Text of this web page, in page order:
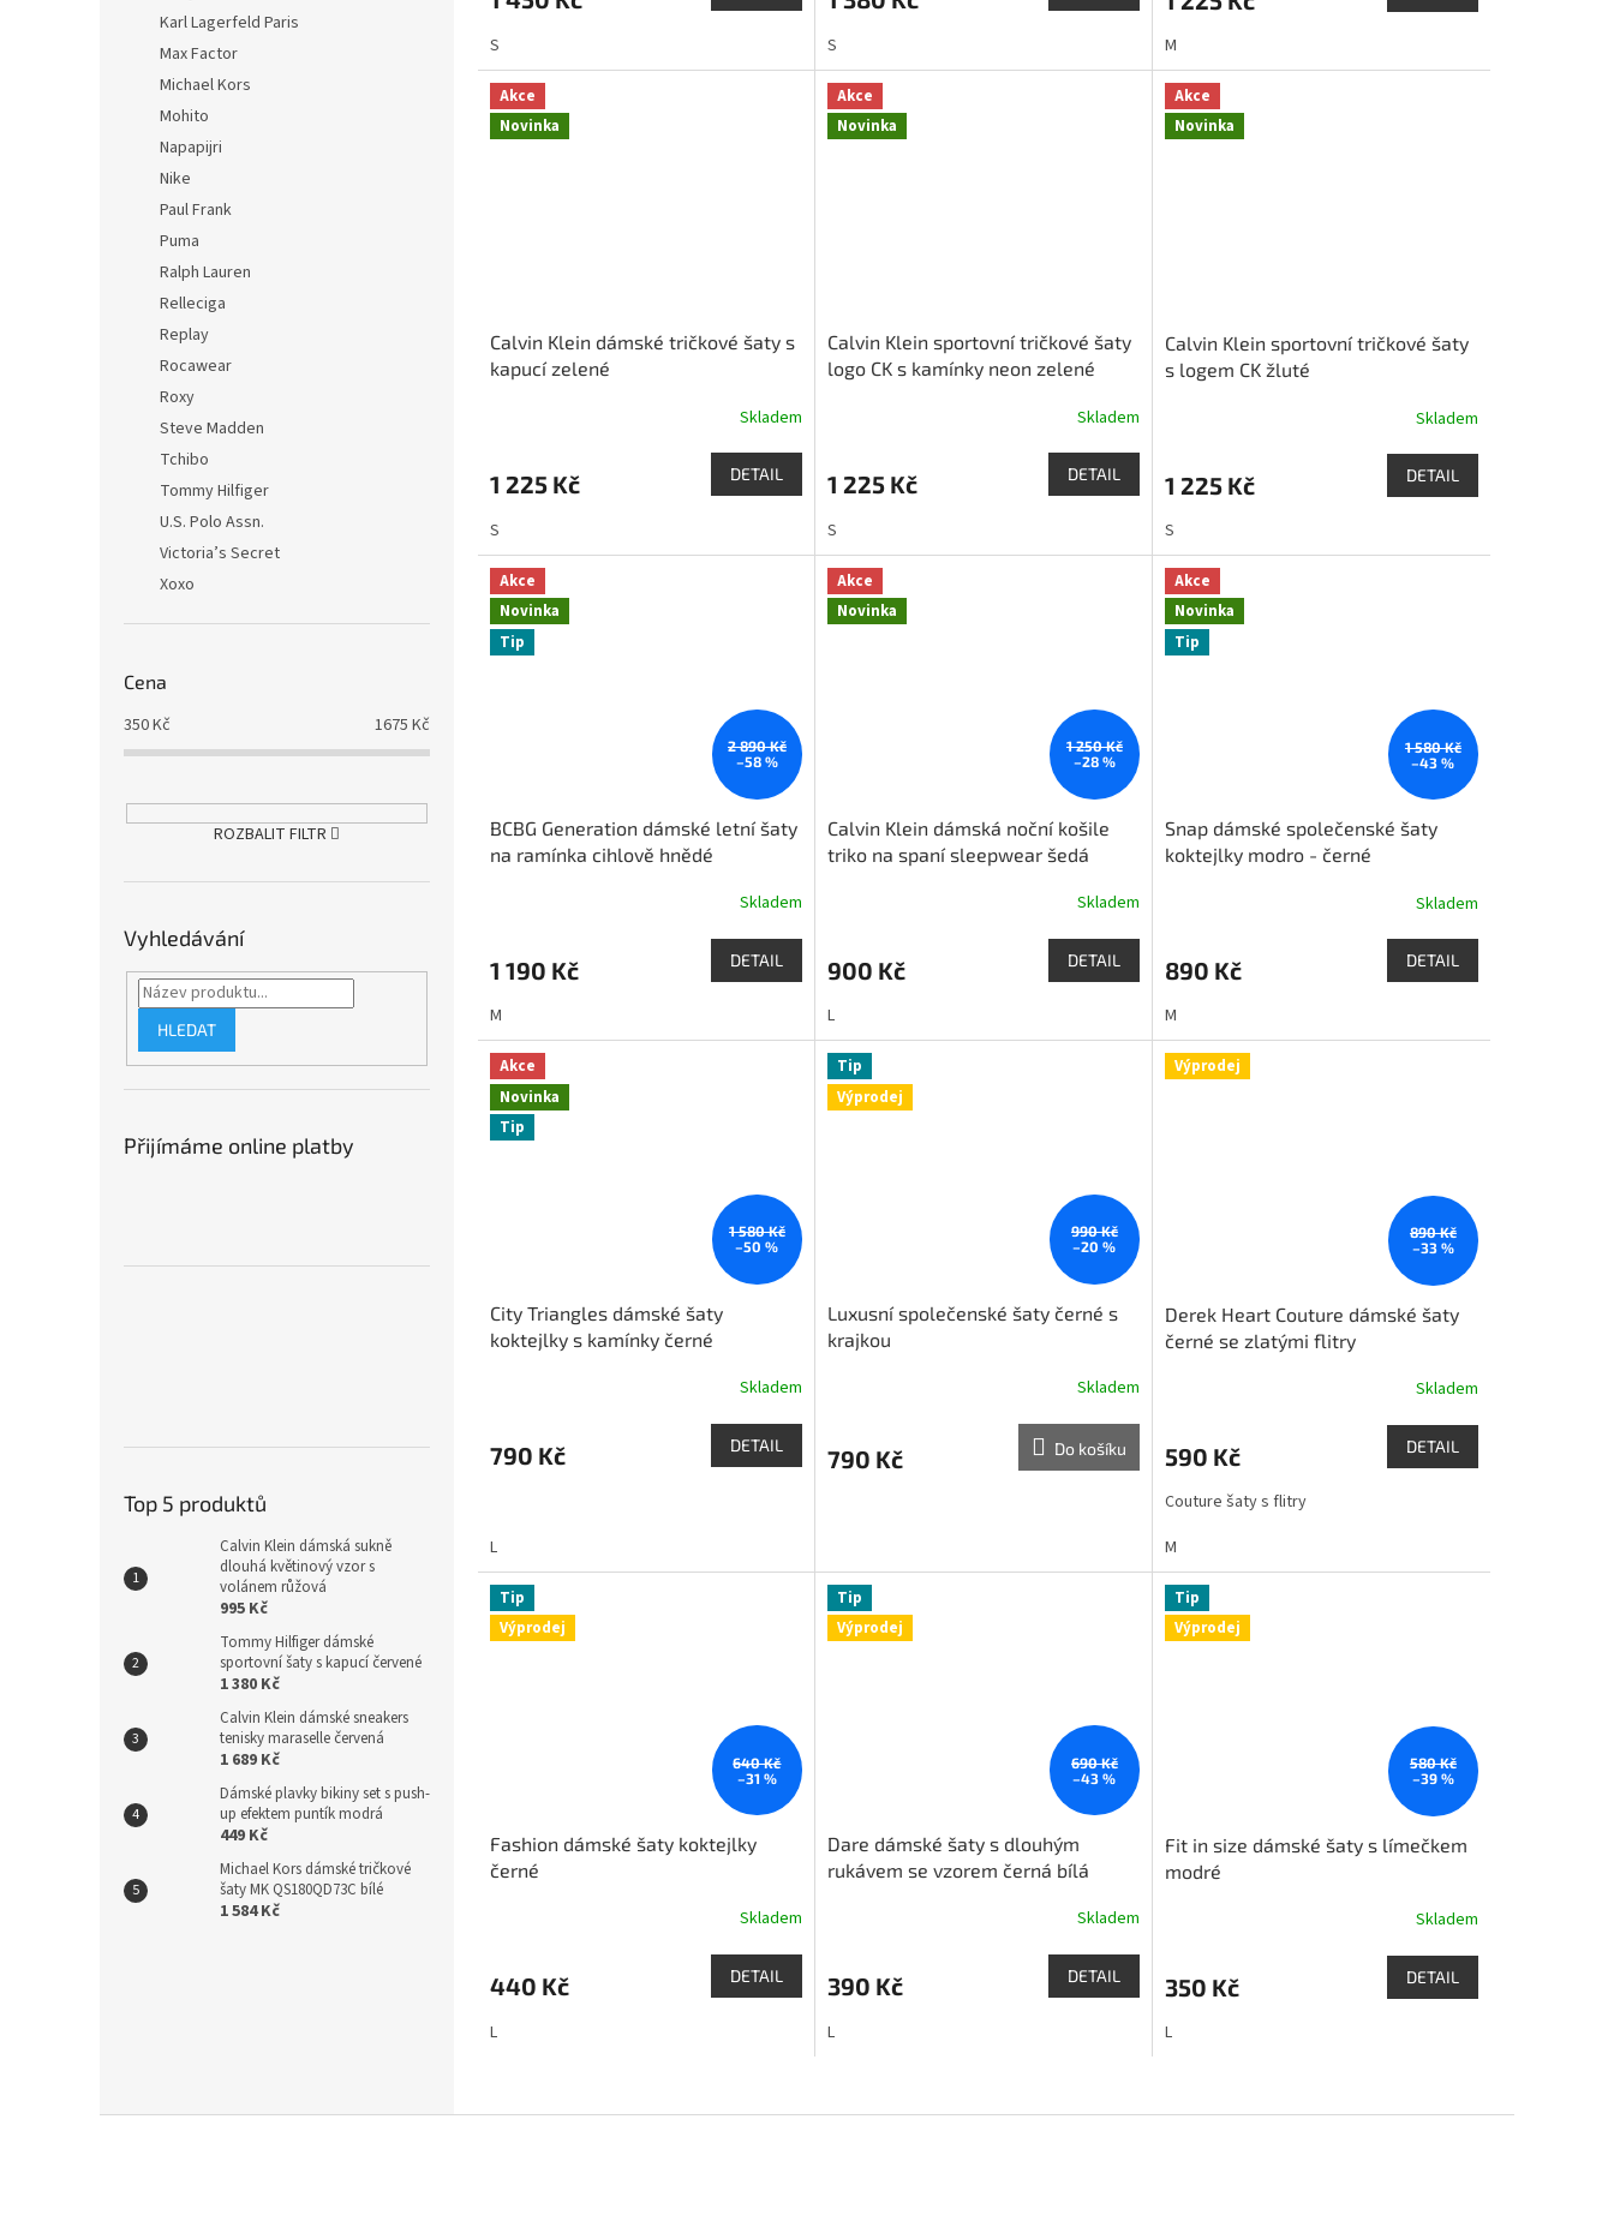
Karl Lagerfeld Paris
Max Factor
Michael Kors
Mohito
Napapijri
Nike
Paul Frank
Puma
Ralph Lauren
Relleciga
Replay
Rocawear
Roxy
Steve Madden
Tchibo
Tommy Hilfiger
U.S. Polo Assn.
Victoria’s Secret
Xoxo
Cena
350Kč 1675 Kč
ROZBALIT FILTR
Vyhledávání
HLEDAT
Přijímáme online platby
Top 5 produktů
Calvin Klein dámská sukně
dlouhá květinový vzor s
volánem růžová
995 Kč
Tommy Hilfiger dámské
sportovní šaty s kapucí červené
1 380 Kč
Calvin Klein dámské sneakers
tenisky maraselle červená
1 689 Kč
Dámské plavky bikiny set s push-
up efektem puntík modrá
449 Kč
Michael Kors dámské tričkové
šaty MK QS180QD73C bílé
1 584 Kč
S S M
Akce
Novinka
Calvin Klein dámské tričkové šaty s
kapucí zelené
Skladem
1 225 Kč DETAIL
S
Akce
Novinka
Calvin Klein sportovní tričkové šaty
logo CK s kamínky neon zelené
Skladem
1 225 Kč DETAIL
S
Akce
Novinka
Calvin Klein sportovní tričkové šaty
s logem CK žluté
Skladem
1 225 Kč DETAIL
S
Akce
Novinka
Tip
2 890 Kč
–58 %
BCBG Generation dámské letní šaty
na ramínka cihlově hnědé
Skladem
1 190 Kč DETAIL
M
Akce
Novinka
1 250 Kč
–28 %
Calvin Klein dámská noční košile
triko na spaní sleepwear šedá
Skladem
900 Kč DETAIL
L
Akce
Novinka
Tip
1 580 Kč
–43 %
Snap dámské společenské šaty
koktejlky modro - černé
Skladem
890 Kč DETAIL
M
Akce
Novinka
Tip
1 580 Kč
–50 %
City Triangles dámské šaty
koktejlky s kamínky černé
Skladem
790 Kč DETAIL
L
Tip
Výprodej
990 Kč
–20 %
Luxusní společenské šaty černé s
krajkou
Skladem
790 Kč Do košíku
Výprodej
890 Kč
–33 %
Derek Heart Couture dámské šaty
černé se zlatými flitry
Skladem
590 Kč DETAIL
Couture šaty s flitry
M
Tip
Výprodej
640 Kč
–31 %
Fashion dámské šaty koktejlky
černé
Skladem
440 Kč DETAIL
L
Tip
Výprodej
690 Kč
–43 %
Dare dámské šaty s dlouhým
rukávem se vzorem černá bílá
Skladem
390 Kč DETAIL
L
Tip
Výprodej
580 Kč
–39 %
Fit in size dámské šaty s límečkem
modré
Skladem
350 Kč DETAIL
L
v